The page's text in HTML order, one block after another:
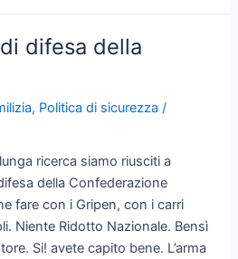
difesa della
, Politica di sicurezza /
ricerca siamo riusciti a
della Confederazione
fare con i Gripen, con i carri
Niente Ridotto Nazionale. Bensì
Si! avete capito bene. L’arma